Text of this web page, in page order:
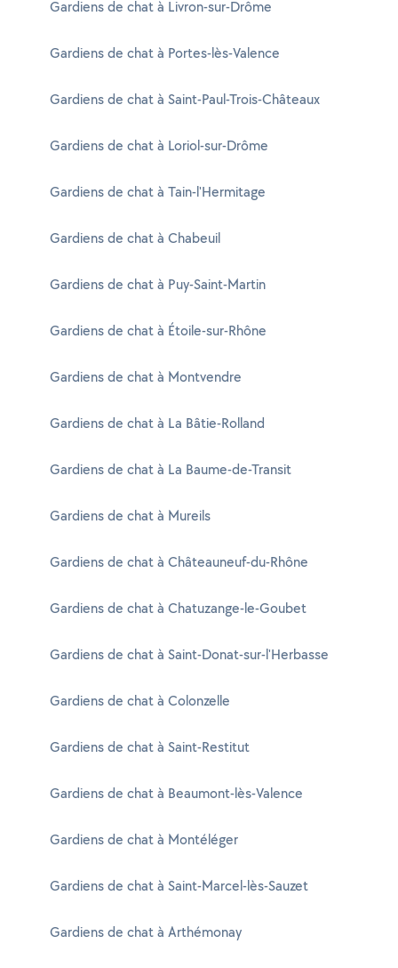
Gardiens de chat à Livron-sur-Drôme
Gardiens de chat à Portes-lès-Valence
Gardiens de chat à Saint-Paul-Trois-Châteaux
Gardiens de chat à Loriol-sur-Drôme
Gardiens de chat à Tain-l'Hermitage
Gardiens de chat à Chabeuil
Gardiens de chat à Puy-Saint-Martin
Gardiens de chat à Étoile-sur-Rhône
Gardiens de chat à Montvendre
Gardiens de chat à La Bâtie-Rolland
Gardiens de chat à La Baume-de-Transit
Gardiens de chat à Mureils
Gardiens de chat à Châteauneuf-du-Rhône
Gardiens de chat à Chatuzange-le-Goubet
Gardiens de chat à Saint-Donat-sur-l'Herbasse
Gardiens de chat à Colonzelle
Gardiens de chat à Saint-Restitut
Gardiens de chat à Beaumont-lès-Valence
Gardiens de chat à Montéléger
Gardiens de chat à Saint-Marcel-lès-Sauzet
Gardiens de chat à Arthémonay